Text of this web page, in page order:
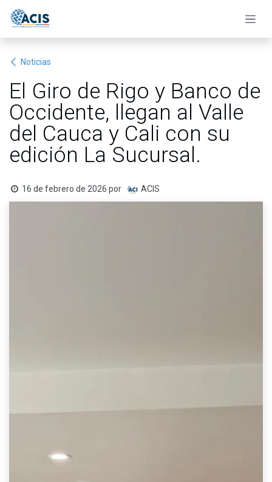
Noticias
El Giro de Rigo y Banco de
Occidente, llegan al Valle
del Cauca y Cali con su
edición La Sucursal.
16 de febrero de 2026 por ACIS